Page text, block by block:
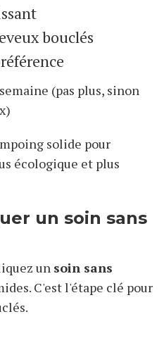
bouclés
(pas plus, sinon
solide pour
écologique et plus
un soin sans
un soin sans
C'est l'étape clé pour